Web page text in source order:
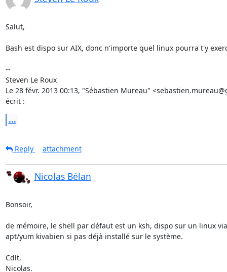
Salut,
Bash est dispo sur AIX, donc n'importe quel linux pourra t'y
--
Steven Le Roux
Le 28 févr. 2013 00:13, "Sébastien Mureau"
écrit :
...
Reply attachment
Nicolas Bélan
Bonsoir,
de mémoire, le shell par défaut est un ksh, dispo sur un linux via
apt/yum kivabien si pas déjà installé sur le système.
Cdlt,
Nicolas.